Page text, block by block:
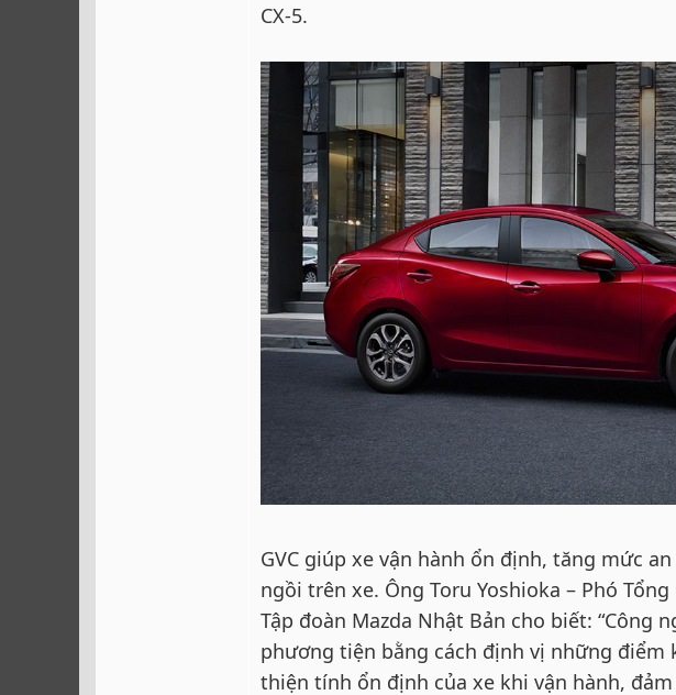
CX-5.
GVC giúp xe vận hành ổn định, tăng mức
ngồi trên xe. Ông Toru Yoshioka – Phó
Tập đoàn Mazda Nhật Bản cho biết: “Công
phương tiện bằng cách định vị những
thiện tính ổn định của xe khi vận hành,